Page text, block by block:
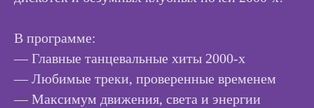
В программе:
— Главные танцевальные хиты 2000-х
— Любимые треки, проверенные временем
— Максимум движения, света и энергии